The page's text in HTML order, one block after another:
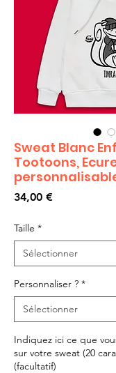
Sweat Blanc
Tootoons,
34,00 €Prix
Taille *
Personnaliser ? *
Indiquez ici ce que
sur votre sweat (20
(facultatif)